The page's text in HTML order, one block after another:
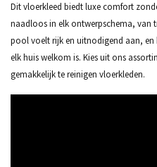
Dit vloerkleed biedt luxe comfort
naadloos in elk ontwerpschema, van
pool voelt rijk en uitnodigend aan,
elk huis welkom is. Kies uit ons
gemakkelijk te reinigen vloerkleden.